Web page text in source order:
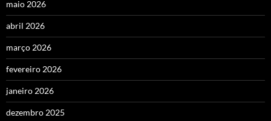
maio 2026
abril 2026
março 2026
fevereiro 2026
janeiro 2026
dezembro 2025